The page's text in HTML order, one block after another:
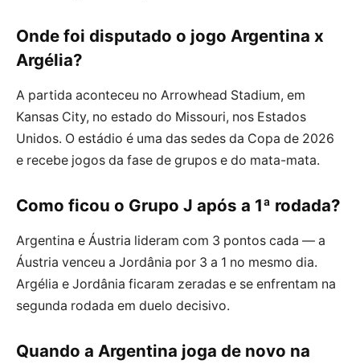
Onde foi disputado o jogo Argentina x
Argélia?
A partida aconteceu no Arrowhead Stadium, em
Kansas City, no estado do Missouri, nos Estados
Unidos. O estádio é uma das sedes da Copa de 2026
e recebe jogos da fase de grupos e do mata-mata.
Como ficou o Grupo J após a 1ª rodada?
Argentina e Áustria lideram com 3 pontos cada — a
Áustria venceu a Jordânia por 3 a 1 no mesmo dia.
Argélia e Jordânia ficaram zeradas e se enfrentam na
segunda rodada em duelo decisivo.
Quando a Argentina joga de novo na